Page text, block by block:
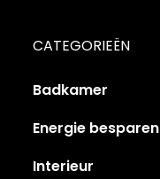
CATEGORIEËN
Badkamer
Energie besparen
Interieur